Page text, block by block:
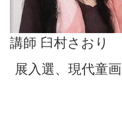
講師 臼村さおり
展入選、現代童